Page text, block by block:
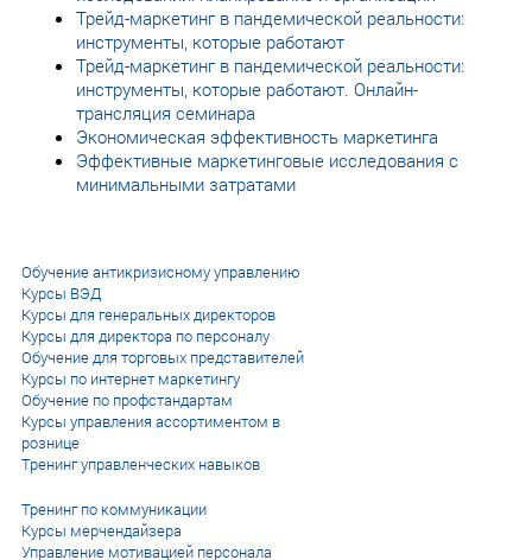
Трейд-маркетинг в пандемической реальности:
инструменты, которые работают
Трейд-маркетинг в пандемической реальности:
инструменты, которые работают. Онлайн-
трансляция семинара
Экономическая эффективность маркетинга
Эффективные маркетинговые исследования с
минимальными затратами
Обучение антикризисному управлению
Курсы ВЭД
Курсы для генеральных директоров
Курсы для директора по персоналу
Обучение для торговых представителей
Курсы по интернет маркетингу
Обучение по профстандартам
Курсы управления ассортиментом в
рознице
Тренинг управленческих навыков
Тренинг по коммуникации
Курсы мерчендайзера
Управление мотивацией персонала